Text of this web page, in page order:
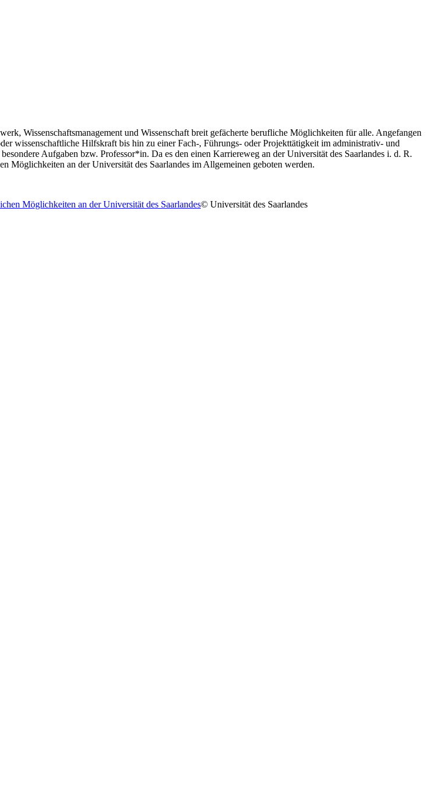
Wissenschaftsmanagement und Wissenschaft breit gefächerte berufliche Möglichkeiten für alle. Angefangen
wissenschaftliche Hilfskraft bis hin zu einer Fach-, Führungs- oder Projekttätigkeit im administrativ- und
Aufgaben bzw. Professor*in. Da es den einen Karriereweg an der Universität des Saarlandes i. d. R.
Möglichkeiten an der Universität des Saarlandes im Allgemeinen geboten werden.
© Universität des Saarlandes